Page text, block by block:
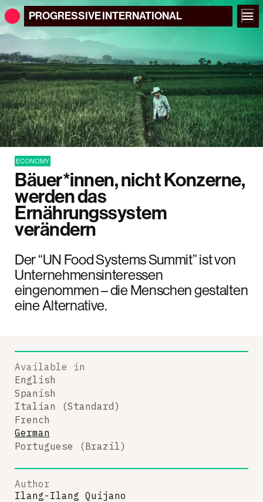
PROGRESSIVEINTERNATIONAL
ECONOMY
Bäuer*innen, nicht Konzerne,
werden das
Ernährungssystem
verändern
Der “UN Food Systems Summit” ist von
Unternehmensinteressen
eingenommen – die Menschen gestalten
eine Alternative.
Available in
English
Spanish
Italian (Standard)
French
German
Portuguese (Brazil)
Author
Ilang-Ilang Quijano